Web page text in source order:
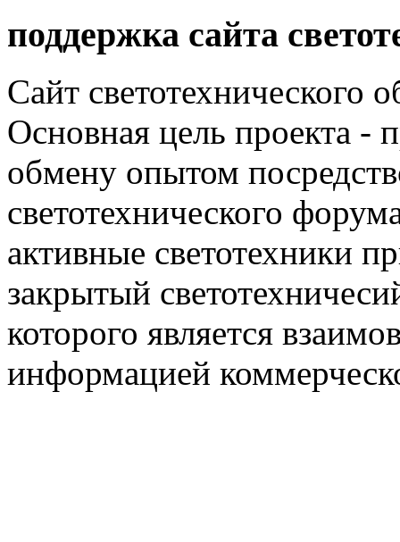
поддержка сайта
Сайт светотехнического
Основная цель проекта -
обмену опытом
светотехнического
активные светотехники
закрытый
которого является
информацией